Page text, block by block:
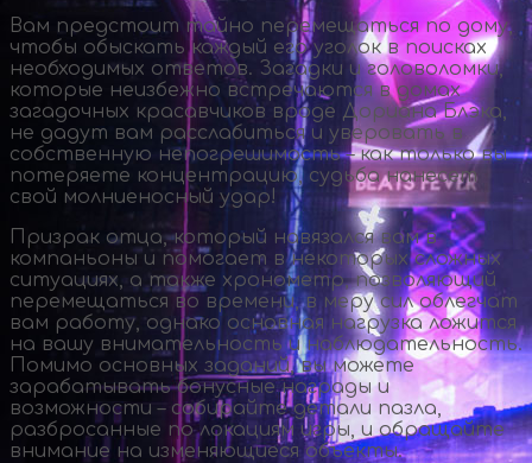
Вам предстоит тайно перемещаться по дому,
чтобы обыскать каждый его уголок в поисках
необходимых ответов. Загадки и головоломки,
которые неизбежно встречаются в домах
загадочных красавчиков вроде Дориана Блэка,
не дадут вам расслабиться и уверовать в
собственную непогрешимость – как только вы
потеряете концентрацию, судьба нанесет
свой молниеносный удар!
Призрак отца, который навязался вам в
компаньоны и помогает в некоторых сложных
ситуациях, а также хронометр, позволяющий
перемещаться во времени, в меру сил облегчат
вам работу, однако основная нагрузка ложится
на вашу внимательность и наблюдательность.
Помимо основных заданий, вы можете
зарабатывать бонусные награды и
возможности – собирайте детали пазла,
разбросанные по локациям игры, и обращайте
внимание на изменяющиеся объекты.